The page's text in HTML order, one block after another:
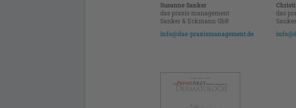
Susanne Sanker
das praxis management
Sanker & Eckmann GbR
info@das-­praxismanagement.de
das